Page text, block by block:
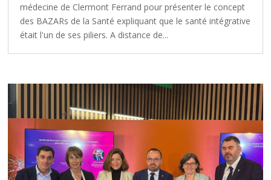
médecine de Clermont Ferrand pour présenter le concept
des BAZARs de la Santé expliquant que le santé intégrative
était l'un de ses piliers. A distance de...